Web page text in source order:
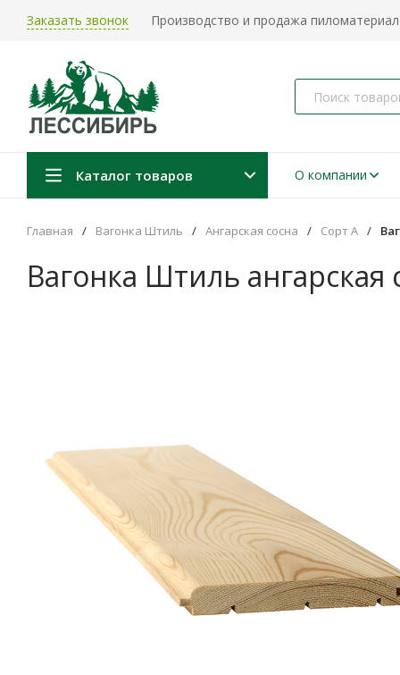
Заказать звонок Производство и продажа
Каталог товаров О компании
Главная / Вагонка Штиль / Ангарская сосна / Сорт А /
Вагонка Штиль